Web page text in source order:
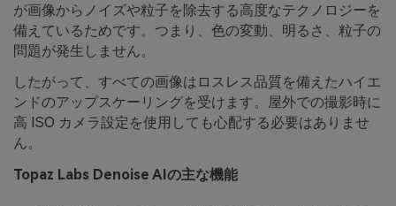
が画像からノイズや粒子を除去する高度なテクノロジーを
備えているためです。つまり、色の変動、明るさ、粒子の
問題が発生しません。
したがって、すべての画像はロスレス品質を備えたハイエ
ンドのアップスケーリングを受けます。屋外での撮影時に
高 ISO カメラ設定を使用しても心配する必要はありませ
ん。
Topaz Labs Denoise AIの主な機能